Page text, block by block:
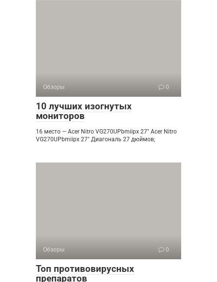
Обзоры 0
10 лучших изогнутых
мониторов
16 место — Acer Nitro VG270UPbmiipx 27″ Acer Nitro
VG270UPbmiipx 27″ Диагональ 27 дюймов;
Обзоры 0
Топ противовирусных
препаратов